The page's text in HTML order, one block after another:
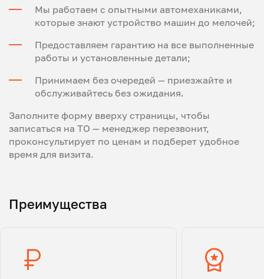
Мы работаем с опытными автомеханиками,
которые знают устройство машин до мелочей;
Предоставляем гарантию на все выполненные
работы и установленные детали;
Принимаем без очередей — приезжайте и
обслуживайтесь без ожидания.
Заполните форму вверху страницы, чтобы
записаться на ТО — менеджер перезвонит,
проконсультирует по ценам и подберет удобное
время для визита.
Преимущества